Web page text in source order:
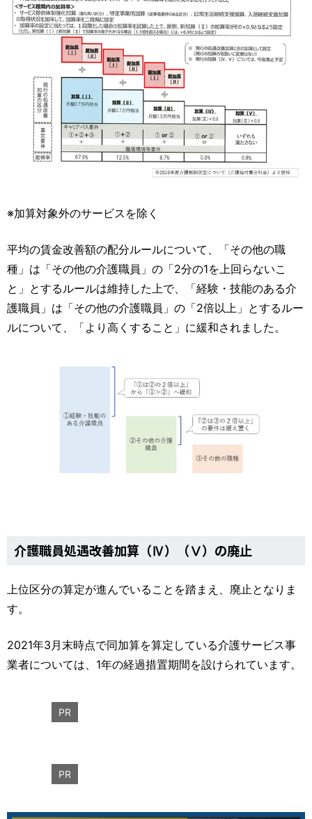
※加算対象外のサービスを除く
平均の賃金改善額の配分ルールについて、「その他の職
種」は「その他の介護職員」の「2分の1を上回らないこ
と」とするルールは維持した上で、「経験・技能のある介
護職員」は「その他の介護職員」の「2倍以上」とするルー
ルについて、「より高くすること」に緩和されました。
介護職員処遇改善加算（Ⅳ）（Ⅴ）の廃止
上位区分の算定が進んでいることを踏まえ、廃止となりま
す。
2021年3月末時点で同加算を算定している介護サービス事
業者については、1年の経過措置期間を設けられています。
PR
PR